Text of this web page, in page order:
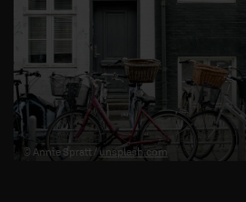
TALKWERK
REPORTAGE
RADIO
DEINE APP
© Annie Spratt / unsplash.com